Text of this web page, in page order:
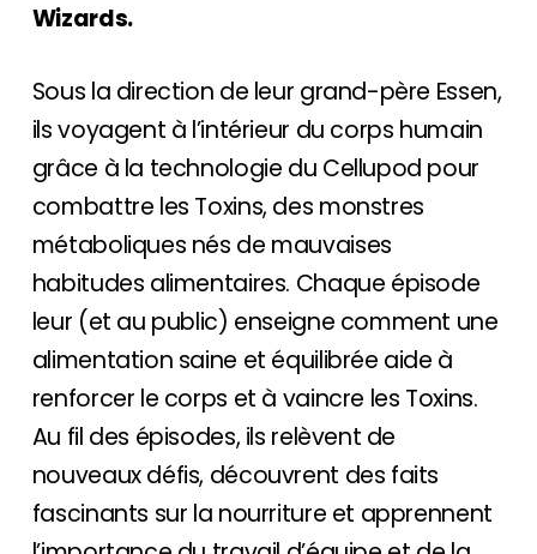
Wizards.
Sous la direction de leur grand-père Essen,
ils voyagent à l’intérieur du corps humain
grâce à la technologie du Cellupod pour
combattre les Toxins, des monstres
métaboliques nés de mauvaises
habitudes alimentaires. Chaque épisode
leur (et au public) enseigne comment une
alimentation saine et équilibrée aide à
renforcer le corps et à vaincre les Toxins.
Au fil des épisodes, ils relèvent de
nouveaux défis, découvrent des faits
fascinants sur la nourriture et apprennent